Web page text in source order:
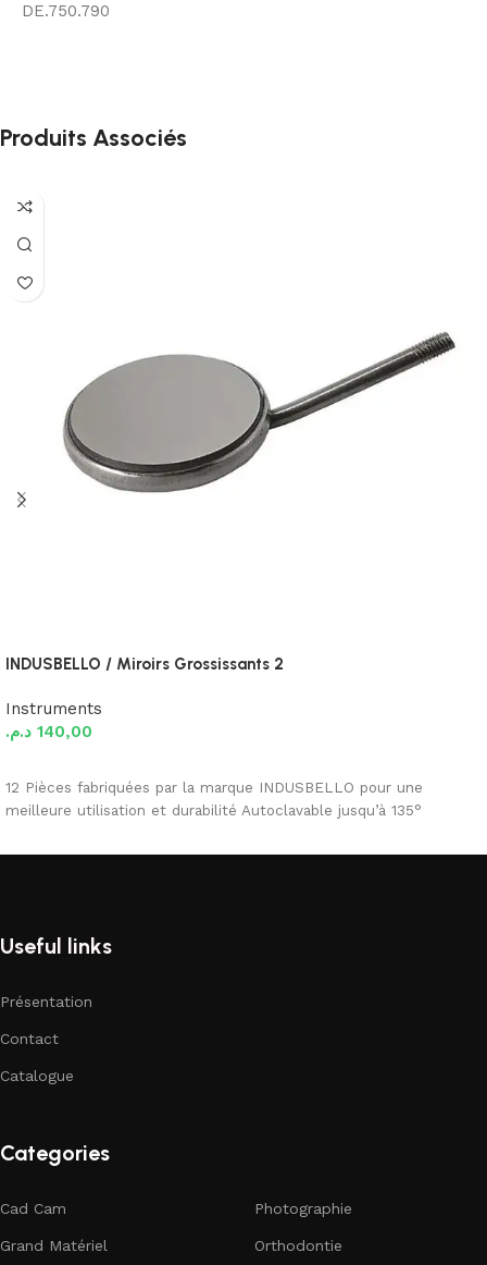
DE.750.790
Produits Associés
INDUSBELLO / Miroirs Grossissants 2
Instruments
140,00 د.م.
12 Pièces fabriquées par la marque INDUSBELLO pour une
meilleure utilisation et durabilité Autoclavable jusqu’à 135°
Useful links
Présentation
Contact
Catalogue
Categories
Cad Cam
Grand Matériel
Photographie
Orthodontie